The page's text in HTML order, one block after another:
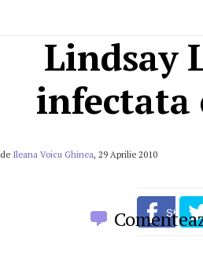
Lindsay
infectata
de Ileana Voicu Ghinea, 29 Aprilie 2010